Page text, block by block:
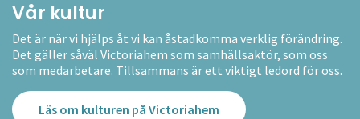
Vår kultur
Det är när vi hjälps åt vi kan åstadkomma verklig förändring.
Det gäller såväl Victoriahem som samhällsaktör, som oss
som medarbetare. Tillsammans är ett viktigt ledord för oss.
Läs om kulturen på Victoriahem